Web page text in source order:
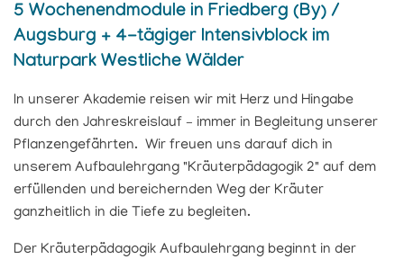
5 Wochenendmodule in Friedberg (By) /
Augsburg + 4-tägiger Intensivblock im
Naturpark Westliche Wälder
In unserer Akademie reisen wir mit Herz und Hingabe
durch den Jahreskreislauf – immer in Begleitung unserer
Pflanzengefährten. Wir freuen uns darauf dich in
unserem Aufbaulehrgang "Kräuterpädagogik 2" auf dem
erfüllenden und bereichernden Weg der Kräuter
ganzheitlich in die Tiefe zu begleiten.
Der Kräuterpädagogik Aufbaulehrgang beginnt in der